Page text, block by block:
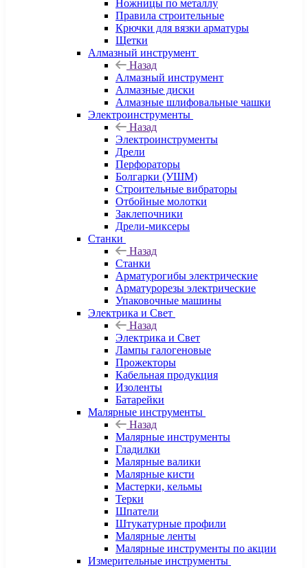
Ножницы по металлу
Правила строительные
Крючки для вязки арматуры
Щетки
Алмазный инструмент
Назад
Алмазный инструмент
Алмазные диски
Алмазные шлифовальные чашки
Электроинструменты
Назад
Электроинструменты
Дрели
Перфораторы
Болгарки (УШМ)
Строительные вибраторы
Отбойные молотки
Заклепочники
Дрели-миксеры
Станки
Назад
Станки
Арматурогибы электрические
Арматурорезы электрические
Упаковочные машины
Электрика и Свет
Назад
Электрика и Свет
Лампы галогеновые
Прожекторы
Кабельная продукция
Изоленты
Батарейки
Малярные инструменты
Назад
Малярные инструменты
Гладилки
Малярные валики
Малярные кисти
Мастерки, кельмы
Терки
Шпатели
Штукатурные профили
Малярные ленты
Малярные инструменты по акции
Измерительные инструменты